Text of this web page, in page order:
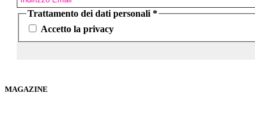
Trattamento dei dati personali *
Accetto la privacy
MAGAZINE